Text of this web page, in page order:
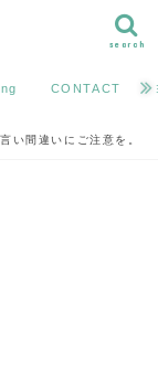
search
CONTACT
い間違いにご注意を。